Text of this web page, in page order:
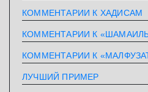
КОММЕНТАРИИ К ХАДИСАМ
КОММЕНТАРИИ К
КОММЕНТАРИИ К
ЛУЧШИЙ ПРИМЕР